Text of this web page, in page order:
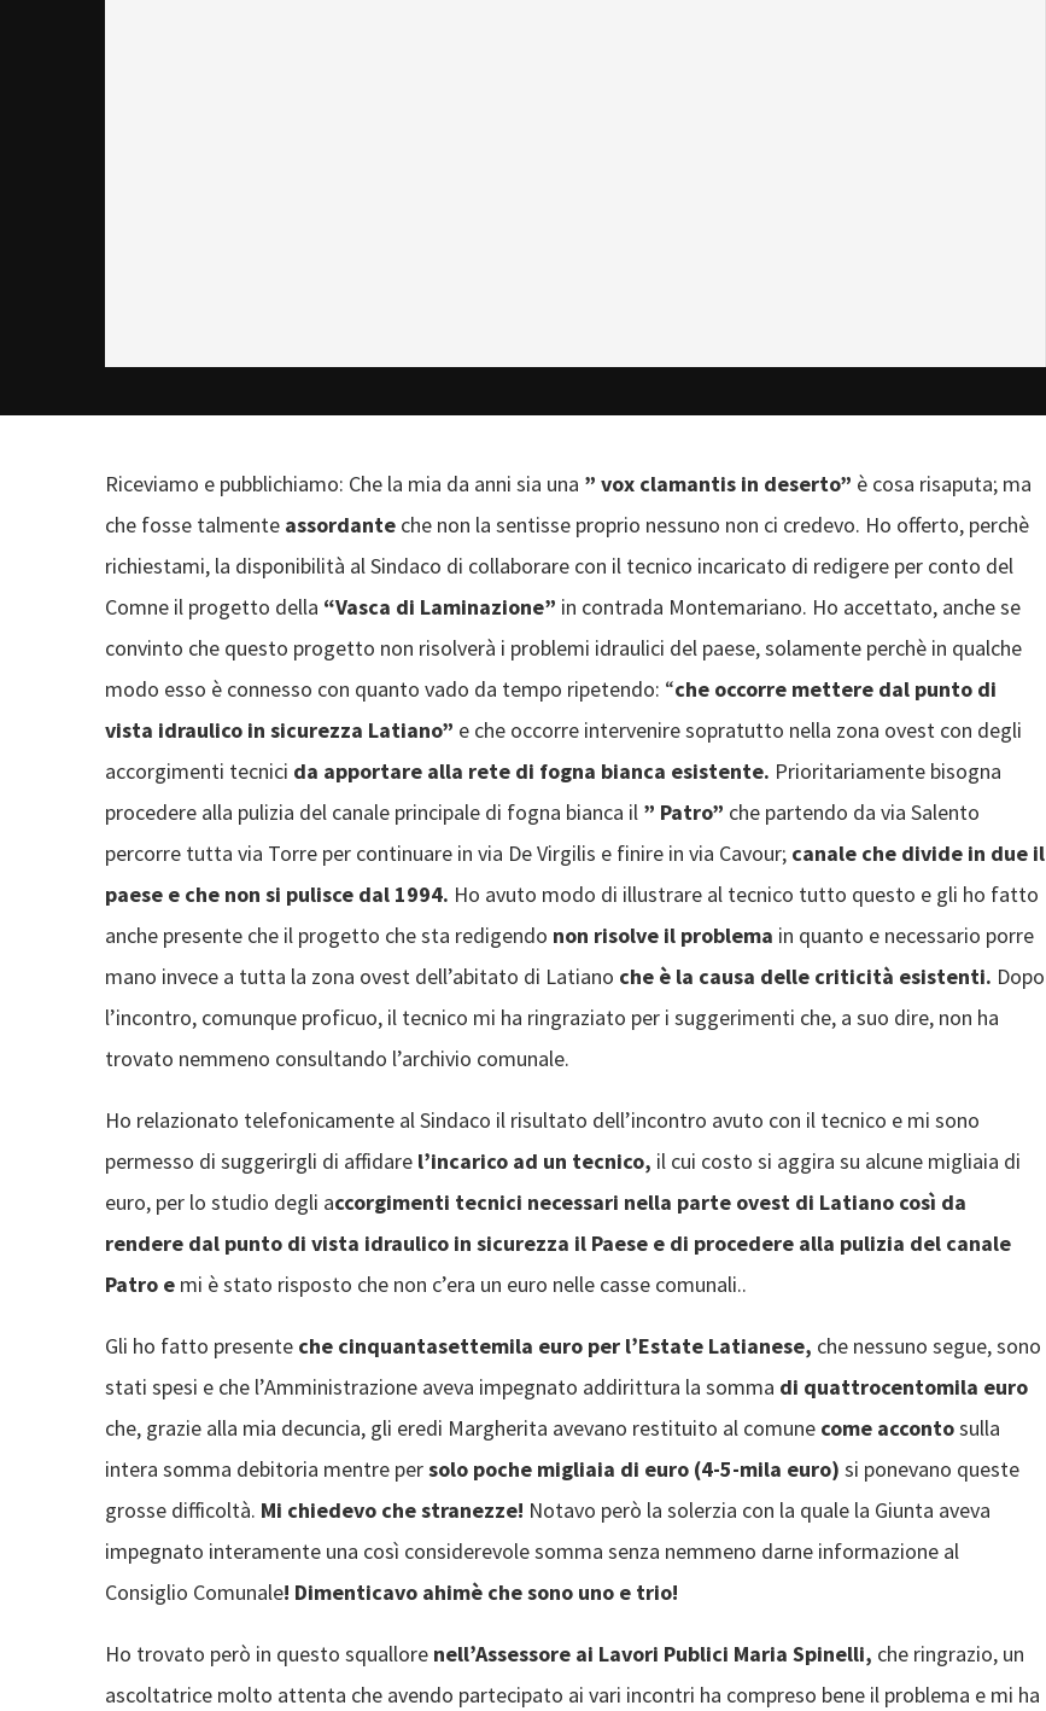
Riceviamo e pubblichiamo: Che la mia da anni sia una ” vox clamantis in deserto” è cosa risaputa; ma
che fosse talmente assordante che non la sentisse proprio nessuno non ci credevo. Ho offerto, perchè
richiestami, la disponibilità al Sindaco di collaborare con il tecnico incaricato di redigere per conto del
Comne il progetto della “Vasca di Laminazione” in contrada Montemariano. Ho accettato, anche se
convinto che questo progetto non risolverà i problemi idraulici del paese, solamente perchè in qualche
modo esso è connesso con quanto vado da tempo ripetendo: “che occorre mettere dal punto di
vista idraulico in sicurezza Latiano” e che occorre intervenire sopratutto nella zona ovest con degli
accorgimenti tecnici da apportare alla rete di fogna bianca esistente. Prioritariamente bisogna
procedere alla pulizia del canale principale di fogna bianca il ” Patro” che partendo da via Salento
percorre tutta via Torre per continuare in via De Virgilis e finire in via Cavour; canale che divide in due il
paese e che non si pulisce dal 1994. Ho avuto modo di illustrare al tecnico tutto questo e gli ho fatto
anche presente che il progetto che sta redigendo non risolve il problema in quanto e necessario porre
mano invece a tutta la zona ovest dell’abitato di Latiano che è la causa delle criticità esistenti. Dopo
l’incontro, comunque proficuo, il tecnico mi ha ringraziato per i suggerimenti che, a suo dire, non ha
trovato nemmeno consultando l’archivio comunale.
Ho relazionato telefonicamente al Sindaco il risultato dell’incontro avuto con il tecnico e mi sono
permesso di suggerirgli di affidare l’incarico ad un tecnico, il cui costo si aggira su alcune migliaia di
euro, per lo studio degli accorgimenti tecnici necessari nella parte ovest di Latiano così da
rendere dal punto di vista idraulico in sicurezza il Paese e di procedere alla pulizia del canale
Patro e mi è stato risposto che non c’era un euro nelle casse comunali..
Gli ho fatto presente che cinquantasettemila euro per l’Estate Latianese, che nessuno segue, sono
stati spesi e che l’Amministrazione aveva impegnato addirittura la somma di quattrocentomila euro
che, grazie alla mia decuncia, gli eredi Margherita avevano restituito al comune come accontosulla
intera somma debitoria mentre persolo poche migliaia di euro (4-5-mila euro) si ponevano queste
grosse difficoltà. Mi chiedevo che stranezze! Notavo però la solerzia con la quale la Giunta aveva
impegnato interamente una così considerevole somma senza nemmeno darne informazione al
Consiglio Comunale! Dimenticavo ahimè che sono uno e trio!
Ho trovato però in questo squallore nell’Assessore ai Lavori Publici Maria Spinelli, che ringrazio, un
ascoltatrice molto attenta che avendo partecipato ai vari incontri ha compreso bene il problema e mi ha